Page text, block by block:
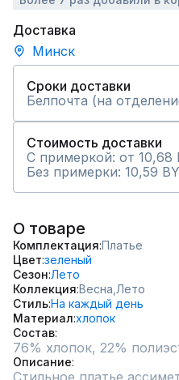
Доставка
Минск
Сроки доставки
Белпочта (на
Стоимость доставки
С примеркой: от 10,68
Без примерки: 10,59
О товаре
Комплектация Платье
Цвет зеленый
Сезон Лето
Коллекция Весна, Лето
СтильНа каждый день
Материал хлопок
Состав
76% хлопок, 22%
Описание
Стильное платье